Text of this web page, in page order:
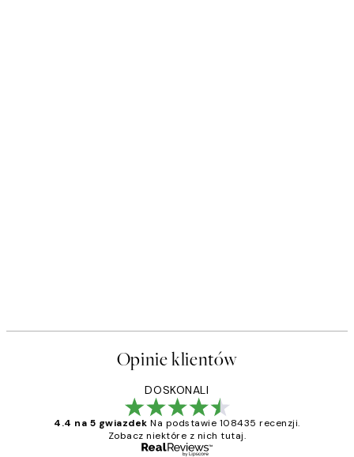
Opinie klientów
DOSKONALI
4.4 na 5 gwiazdek Na podstawie 108435 recenzji.
Zobacz niektóre z nich tutaj.